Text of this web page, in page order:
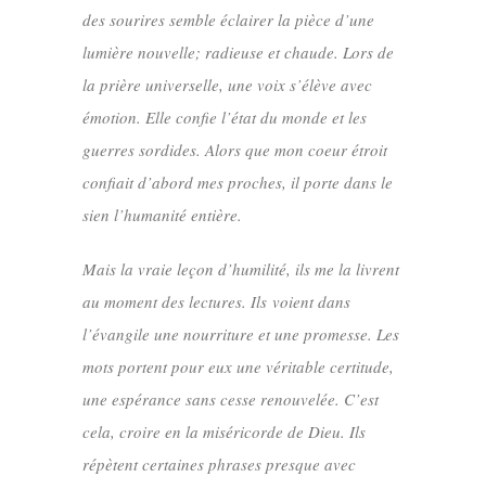
des sourires semble éclairer la pièce d’une
lumière nouvelle; radieuse et chaude. Lors de
la prière universelle, une voix s’élève avec
émotion. Elle confie l’état du monde et les
guerres sordides. Alors que mon coeur étroit
confiait d’abord mes proches, il porte dans le
sien l’humanité entière.
Mais la vraie leçon d’humilité, ils me la livrent
au moment des lectures. Ils voient dans
l’évangile une nourriture et une promesse. Les
mots portent pour eux une véritable certitude,
une espérance sans cesse renouvelée. C’est
cela, croire en la miséricorde de Dieu. Ils
répètent certaines phrases presque avec